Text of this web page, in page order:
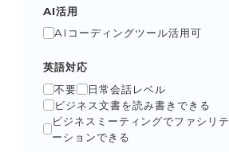
AI活用
AIコーディングツール活用可
英語対応
不要
日常会話レベル
ビジネス文書を読み書きできる
ビジネスミーティングでファシリテ
ーションできる